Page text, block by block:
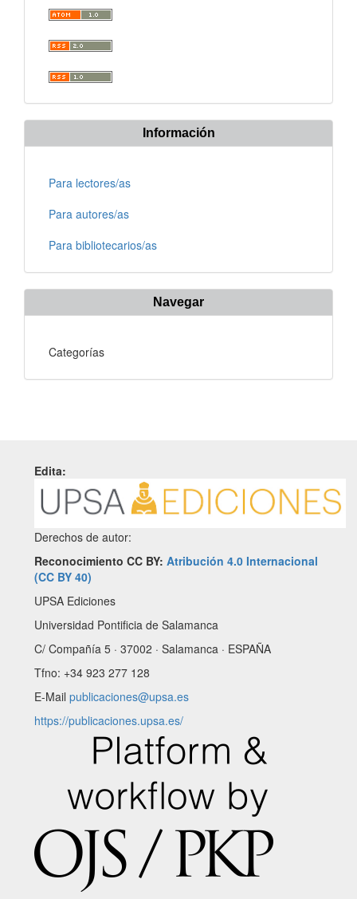
Información
Para lectores/as
Para autores/as
Para bibliotecarios/as
Navegar
Categorías
Edita:
Derechos de autor:
Reconocimiento CC BY: Atribución 4.0 Internacional
(CC BY 40)
UPSA Ediciones
Universidad Pontificia de Salamanca
C/ Compañía 5 · 37002 · Salamanca · ESPAÑA
Tfno: +34 923 277 128
E-Mail publicaciones@upsa.es
https://publicaciones.upsa.es/